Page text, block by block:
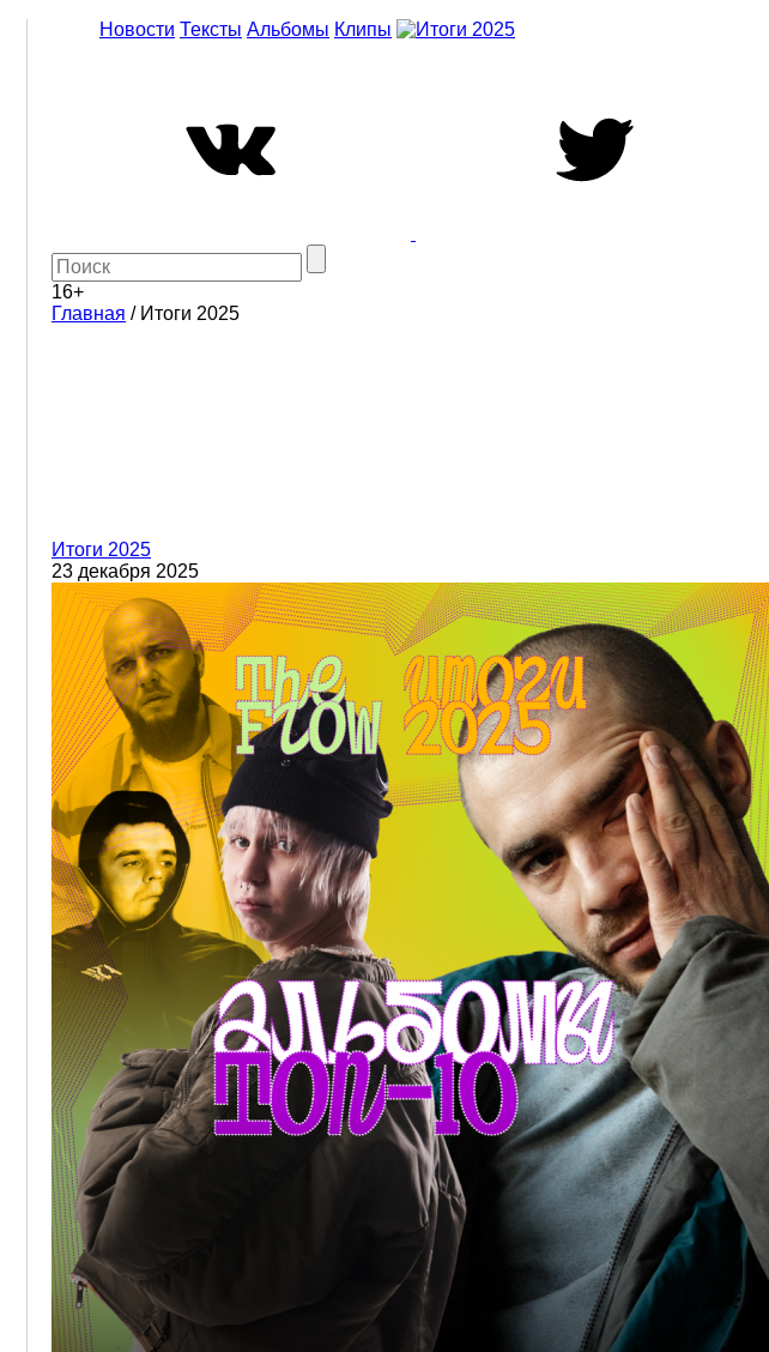
Новости Тексты Альбомы Клипы
16+
Главная / Итоги 2025
Итоги 2025
23 декабря 2025